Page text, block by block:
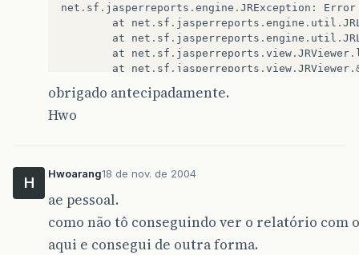
net . sf . jasperreports . engine . JRException :
Error
at
net . sf . jasperreports . engine . util .
at
net . sf . jasperreports . engine . util .
at
net . sf . jasperreports . view . JRViewer .
at
net . sf . jasperreports . view . JRViewer
at net.sf.jasperreports
at java.io.ObjectInputStream
...
obrigado antecipadamente.
Hwo
H
Hwoarang18 de nov. de 2004
ae pessoal.
como não tô conseguindo ver o relatório com
aqui e consegui de outra forma.